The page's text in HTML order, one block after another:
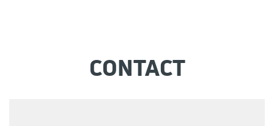
CONTACT